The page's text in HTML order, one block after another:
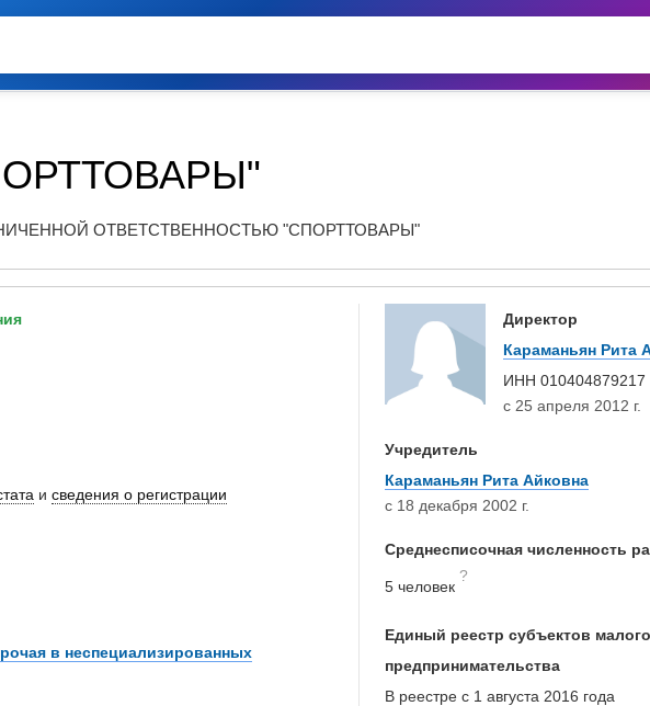
ОТВЕТСТВЕННОСТЬЮ "СПОРТТОВАРЫ"
и сведения о регистрации
в неспециализированных
Директор
Караманьян Рита
ИНН 010404879217
с 25 апреля 2012 г.
Учредитель
Караманьян Рита Айковна
с 18 декабря 2002 г.
Среднесписочная численность
5 человек
?
Единый реестр субъектов
предпринимательства
В реестре с 1 августа 2016 года